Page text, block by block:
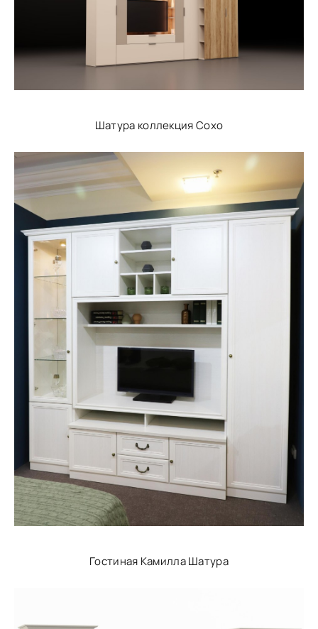
Шатура коллекция Сохо
Гостиная Камилла Шатура